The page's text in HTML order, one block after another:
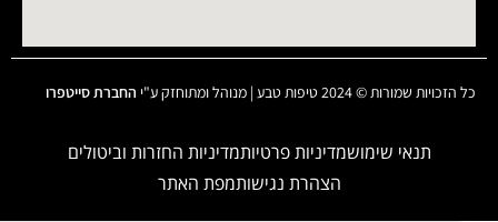
כל הזכויות שמורות © 2024 טיפות טבע | מנוהל ומתוחזק ע"י החברת סייטפרו
תנאי שימושמדיניות פרטיותמדיניות החזרות וביטולים
הצהרת נגישותמפת האתר